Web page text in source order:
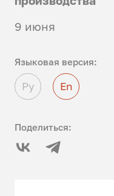
9 июня
Языковая версия:
Ру En
Поделиться: